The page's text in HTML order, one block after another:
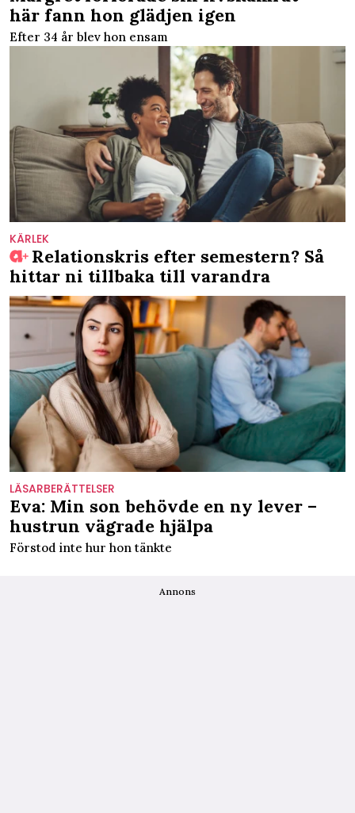
här fann hon glädjen igen
Efter 34 år blev hon ensam
KÄRLEK
Relationskris efter semestern? Så
hittar ni tillbaka till varandra
LÄSARBERÄTTELSER
Eva: Min son behövde en ny lever –
hustrun vägrade hjälpa
Förstod inte hur hon tänkte
Annons